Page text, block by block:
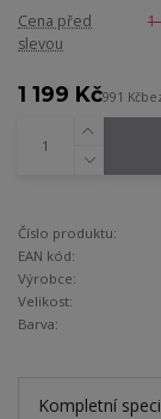
Cena před
slevou
1
1 199 Kč991 Kč
Číslo produktu:
EAN kód:
Výrobce:
Velikost:
Barva:
Kompletní